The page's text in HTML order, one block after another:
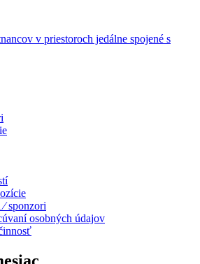
v priestoroch jedálne spojené s
sponzori
osobných údajov